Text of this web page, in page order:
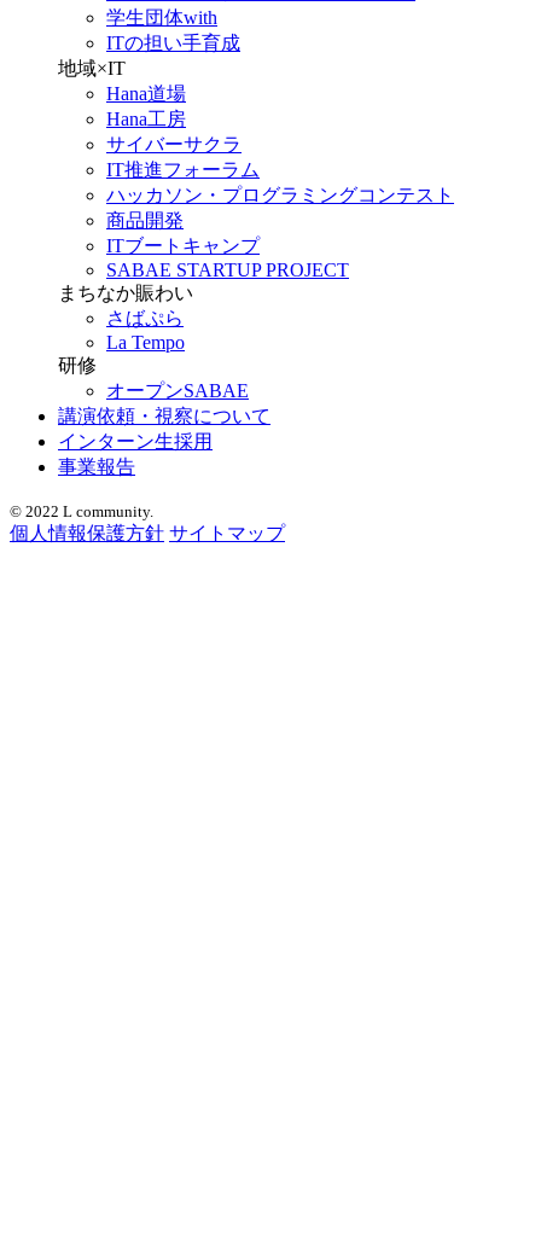
学生団体with
ITの担い手育成
地域×IT
Hana道場
Hana工房
サイバーサクラ
IT推進フォーラム
ハッカソン・プログラミングコンテスト
商品開発
ITブートキャンプ
SABAE STARTUP PROJECT
まちなか賑わい
さばぷら
La Tempo
研修
オープンSABAE
講演依頼・視察について
インターン生採用
事業報告
© 2022 L community.
個人情報保護方針 サイトマップ